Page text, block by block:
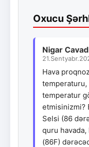
Oxucu
Nigar
Hava
temperaturu,
temperatur
etmisinizmi?
Selsi (86
quru havada,
(86F)